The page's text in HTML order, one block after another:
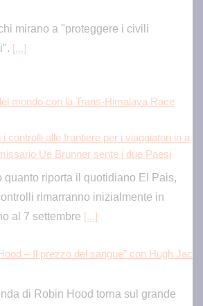
mirano a "proteggere i civili
[...]
mondo con la Trans-Himalaya Race
controlli alle frontiere per i viaggiatori in a
Ue Brunner sente i due Paesi
quanto riporta il quotidiano El Pais,
rimarranno inizialmente in
al 7 settembre [...]
– Il prezzo del sangue” con Hugh Jac
di Robin Hood torna sul grande